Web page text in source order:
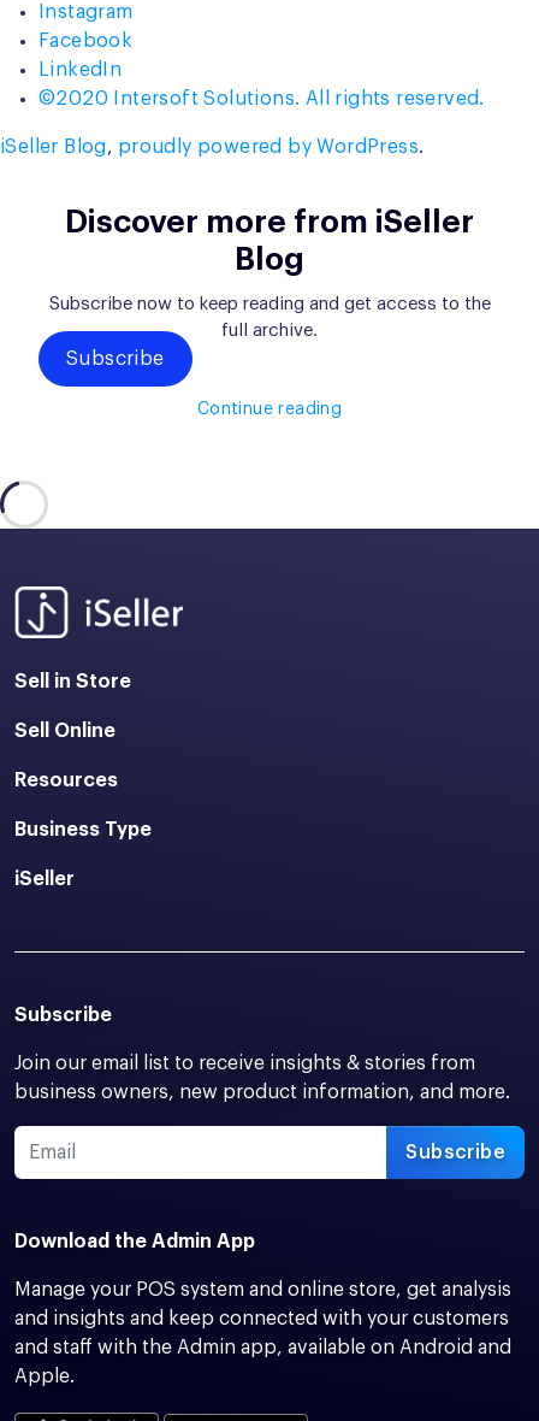
Instagram
Facebook
LinkedIn
©2020 Intersoft Solutions. All rights reserved.
iSeller Blog, proudly powered by WordPress.
Discover more from iSeller
Blog
Subscribe now to keep reading and get access to the
full archive.
Subscribe
Continue reading
Sell in Store
Sell Online
Resources
Business Type
iSeller
Subscribe
Join our email list to receive insights & stories from
business owners, new product information, and more.
Subscribe
Download the Admin App
Manage your POS system and online store, get analysis
and insights and keep connected with your customers
and staff with the Admin app, available on Android and
Apple.